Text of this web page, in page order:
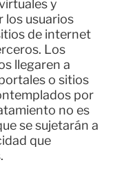
y
los usuarios
de internet
Los
llegaren a
o sitios
por
no es
se sujetarán a
que